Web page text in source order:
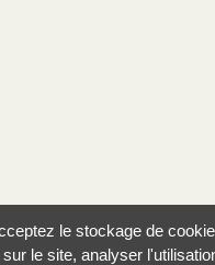
le stockage de
le site, analyser